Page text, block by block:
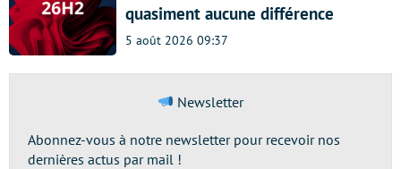
quasiment aucune différence
5 août 2026 09:37
Newsletter
Abonnez-vous à notre newsletter pour recevoir nos
dernières actus par mail !